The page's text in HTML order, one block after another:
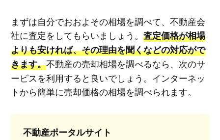
まずは自分でおおよその相場を調べて、不動産会
社に査定をしてもらいましょう。 査定価格が相場
よりも安ければ、その理由を聞くなどの対応がで
きます。不動産の売却相場を調べるなら、次のサ
ービスを利用すると良いでしょう。インターネッ
トから簡単に売却価格の相場を調べられます。
不動産ポータルサイト